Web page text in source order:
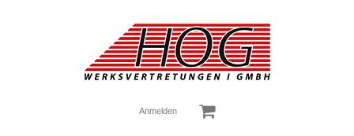
Anmelden